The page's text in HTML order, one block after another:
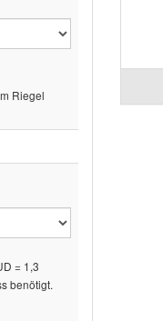
Riegel
= 1,3
benötigt.